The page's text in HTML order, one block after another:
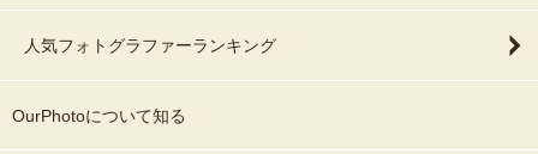
人気フォトグラファーランキング
OurPhotoについて知る